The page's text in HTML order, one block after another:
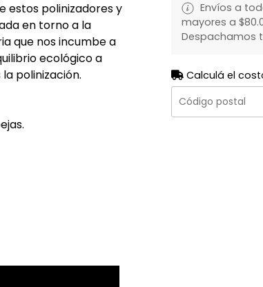
estos polinizadores y
en torno a la
que nos incumbe a
ecológico a
polinización.
Envíos a
mayores a
Despachamos
Calculá el